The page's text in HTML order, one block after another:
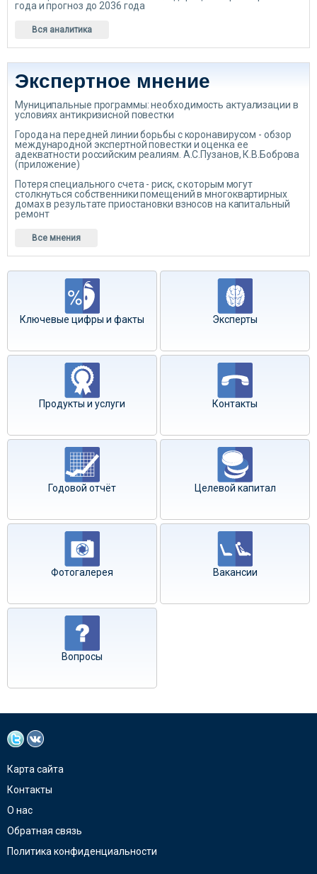
года и прогноз до 2036 года
Вся аналитика
Экспертное мнение
Муниципальные программы: необходимость актуализации в
условиях антикризисной повестки
Города на передней линии борьбы с коронавирусом - обзор
международной экспертной повестки и оценка ее
адекватности российским реалиям. А.С.Пузанов, К.В.Боброва
(приложение)
Потеря специального счета - риск, с которым могут
столкнуться собственники помещений в многоквартирных
домах в результате приостановки взносов на капитальный
ремонт
Все мнения
Ключевые цифры и факты Эксперты
Продукты и услуги Контакты
Годовой отчёт Целевой капитал
Фотогалерея Вакансии
Вопросы
Карта сайта
Контакты
О нас
Обратная связь
Политика конфиденциальности